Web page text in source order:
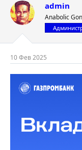
о
р
т
м
ы
а
н
а
ч
а
л
а
admin
Anabolic
10 Фев 2025